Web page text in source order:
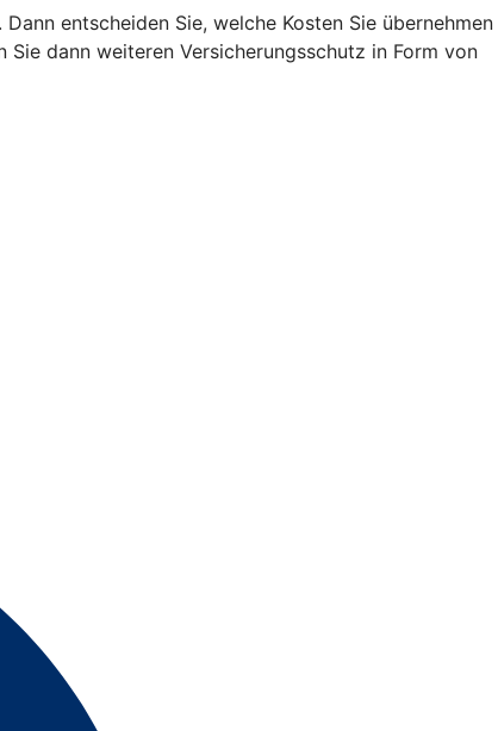
entscheiden Sie, welche Kosten Sie übernehmen
dann weiteren Versicherungsschutz in Form von